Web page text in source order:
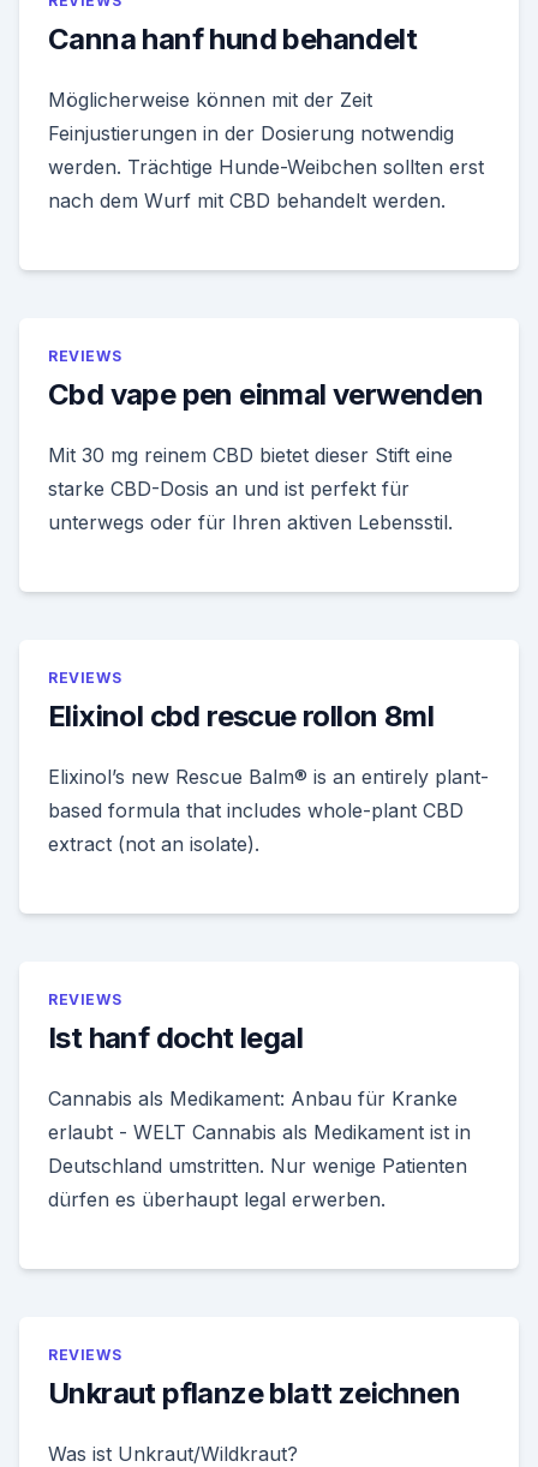
Canna hanf hund behandelt
Möglicherweise können mit der Zeit
Feinjustierungen in der Dosierung notwendig
werden. Trächtige Hunde-Weibchen sollten erst
nach dem Wurf mit CBD behandelt werden.
REVIEWS
Cbd vape pen einmal verwenden
Mit 30 mg reinem CBD bietet dieser Stift eine
starke CBD-Dosis an und ist perfekt für
unterwegs oder für Ihren aktiven Lebensstil.
REVIEWS
Elixinol cbd rescue rollon 8ml
Elixinol’s new Rescue Balm® is an entirely plant-
based formula that includes whole-plant CBD
extract (not an isolate).
REVIEWS
Ist hanf docht legal
Cannabis als Medikament: Anbau für Kranke
erlaubt - WELT Cannabis als Medikament ist in
Deutschland umstritten. Nur wenige Patienten
dürfen es überhaupt legal erwerben.
REVIEWS
Unkraut pflanze blatt zeichnen
Was ist Unkraut/Wildkraut?